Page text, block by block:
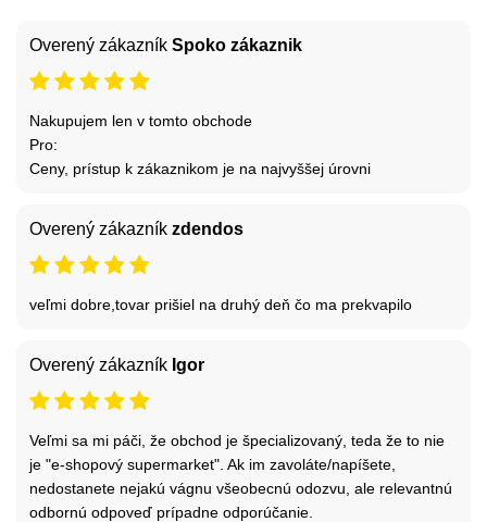
Overený zákazník Spoko zákaznik
Nakupujem len v tomto obchode
Pro:
Ceny, prístup k zákaznikom je na najvyššej úrovni
Overený zákazník zdendos
veľmi dobre,tovar prišiel na druhý deň čo ma prekvapilo
Overený zákazník Igor
Veľmi sa mi páči, že obchod je špecializovaný, teda že to nie
je "e-shopový supermarket". Ak im zavoláte/napíšete,
nedostanete nejakú vágnu všeobecnú odozvu, ale relevantnú
odbornú odpoveď prípadne odporúčanie.